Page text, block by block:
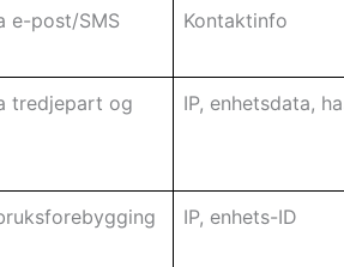
e-post/SMS Kontaktinfo
tredjepart og
IP, enhetsdata,
IP, enhets-ID